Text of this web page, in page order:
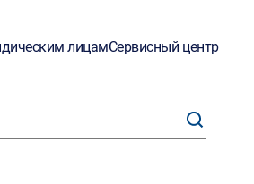
лицамСервисный центр